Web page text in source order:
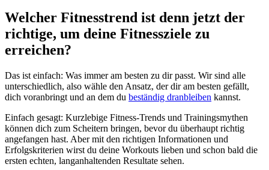
Welcher Fitnesstrend ist denn jetzt der
richtige, um deine Fitnessziele zu
erreichen?
Das ist einfach: Was immer am besten zu dir passt. Wir sind alle
unterschiedlich, also wähle den Ansatz, der dir am besten gefällt,
dich voranbringt und an dem du beständig dranbleiben kannst.
Einfach gesagt: Kurzlebige Fitness-Trends und Trainingsmythen
können dich zum Scheitern bringen, bevor du überhaupt richtig
angefangen hast. Aber mit den richtigen Informationen und
Erfolgskriterien wirst du deine Workouts lieben und schon bald die
ersten echten, langanhaltenden Resultate sehen.